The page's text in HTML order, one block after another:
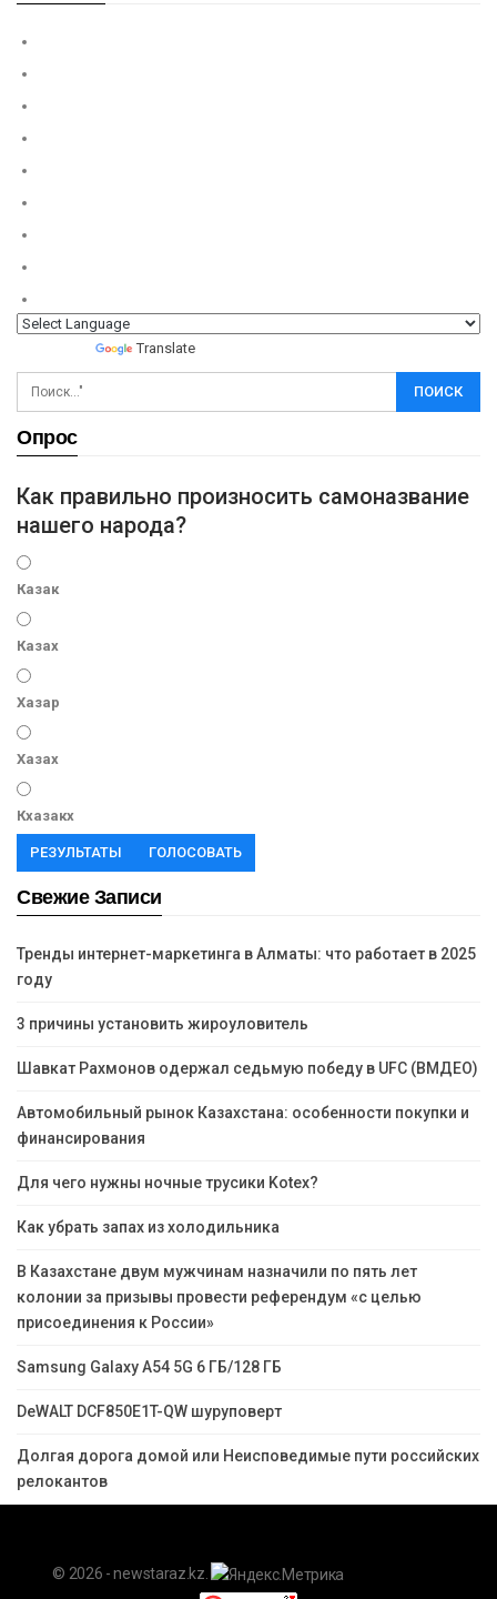
Translate
Опрос
Как правильно произносить самоназвание
нашего народа?
Казак
Казах
Хазар
Хазах
Кхазакх
РЕЗУЛЬТАТЫ ГОЛОСОВАТЬ
Свежие Записи
Тренды интернет-маркетинга в Алматы: что работает в 2025
году
3 причины установить жироуловитель
Шавкат Рахмонов одержал седьмую победу в UFC (ВМДЕО)
Автомобильный рынок Казахстана: особенности покупки и
финансирования
Для чего нужны ночные трусики Kotex?
Как убрать запах из холодильника
В Казахстане двум мужчинам назначили по пять лет
колонии за призывы провести референдум «с целью
присоединения к России»
Samsung Galaxy A54 5G 6 ГБ/128 ГБ
DeWALT DCF850E1T-QW шуруповерт
Долгая дорога домой или Неисповедимые пути российских
релокантов
© 2026 - newstaraz.kz.